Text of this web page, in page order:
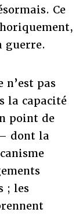
Ce
guerre.
n’est pas
la capacité
point de
dont la
; les